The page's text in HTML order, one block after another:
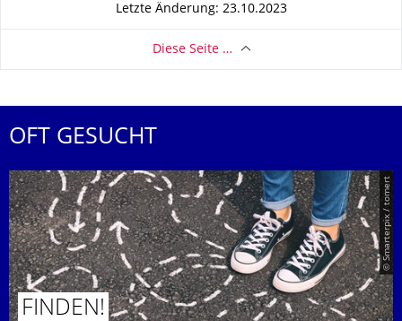
Letzte Änderung: 23.10.2023
Diese Seite …
OFT GESUCHT
© Smarterpix / tomert
FINDEN!